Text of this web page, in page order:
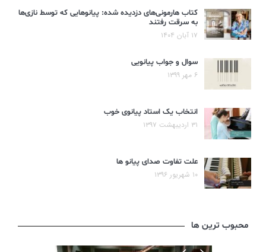
کتاب هارمونی‌های دزدیده شده: پیانوهایی که توسط نازی‌ها
به سرقت رفتند
۱۷ آبان ۱۴۰۴
سوال و جواب پیانویی
۶ مهر ۱۳۹۹
انتخاب یک استاد پیانوی خوب
۳۱ اردیبهشت ۱۳۹۷
علت تفاوت صدای پیانو ها
۱۰ شهریور ۱۳۹۶
محبوب ترین ها